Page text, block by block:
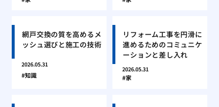
網戸交換の質を高めるメ
ッシュ選びと施工の技術
2026.05.31
知識
リフォーム工事を円滑に
進めるためのコミュニケ
ーションと差し入れ
2026.05.31
家